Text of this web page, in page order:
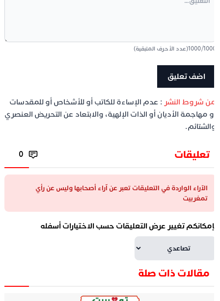
/
1000(عدد الأحرف المتبقية)
شروط النشر: عدم الإساءة للكاتب أو للأشخاص أو للمقدسات
مهاجمة الأديان أو الذات الإلهية، والابتعاد عن التحريض العنصري
تعليقات 0
الآراء الواردة في التعليقات تعبر عن آراء أصحابها وليس عن رأي
تمغربيت
تغيير عرض التعليقات حسب الاختيارات أسفله
مقالات ذات صلة